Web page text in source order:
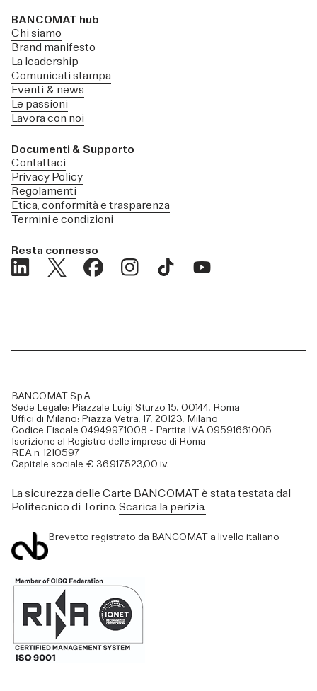
BANCOMAT hub
Chi siamo
Brand manifesto
La leadership
Comunicati stampa
Eventi & news
Le passioni
Lavora con noi
Documenti & Supporto
Contattaci
Privacy Policy
Regolamenti
Etica, conformità e trasparenza
Termini e condizioni
Resta connesso
BANCOMAT S.p.A.
Sede Legale: Piazzale Luigi Sturzo 15, 00144, Roma
Uffici di Milano: Piazza Vetra, 17, 20123, Milano
Codice Fiscale 04949971008 - Partita IVA 09591661005
Iscrizione al Registro delle imprese di Roma
REA n. 1210597
Capitale sociale € 36.917.523,00 i.v.
La sicurezza delle Carte BANCOMAT è stata testata dal
Politecnico di Torino. Scarica la perizia.
Brevetto registrato da BANCOMAT a livello italiano